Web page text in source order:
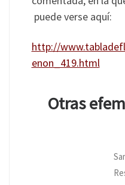
puede verse aquí:
http://
enon_419.html
Otras